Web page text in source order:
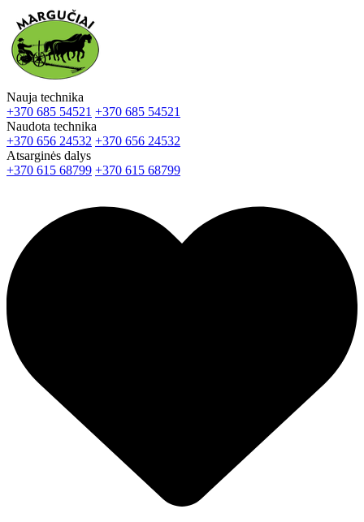
Nauja technika
+370 685 54521 +370 685 54521
Naudota technika
+370 656 24532 +370 656 24532
Atsarginės dalys
+370 615 68799 +370 615 68799